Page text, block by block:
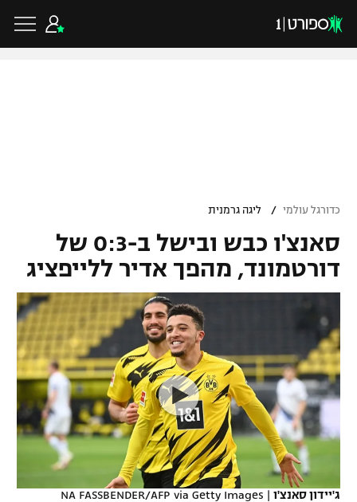
VOD
רץ ברשת
גביע הטוטו
גביע המדינה
נבחרת ישראל
מכבי חיפה
בית"ר ירושלים
מכבי תל אביב
ליגת האלופות
ליגה אירופית
ליגה אנגלית
ליגה גרמנית
ליגה ספרדית
ליגה איטלקית
ליגה צרפתית
כדורסל ישראלי
ליגת ווינר סל
ליגה לאומית
כדורסל נשים
מכבי תל אביב
הפועל חולון
הפועל ירושלים
NBA
יורוליג
יורוקאפ
ענפים נוספים
טניס
כדוריד
כדורעף
כדורגל עולמי / ליגה גרמנית
סאנצ'ו כבש ובישל ב-0:3 של
דורטמונד, מהפך אדיר ללייפציג
ג'יידון סאנצ'ו |
NA FASSBENDER/AFP via Getty Images